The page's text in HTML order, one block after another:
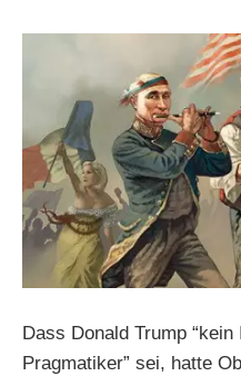
Dass Donald Trump
Pragmatiker” sei, hatte